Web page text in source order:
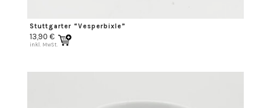
Stuttgarter “Vesperbixle”
13,90 €
inkl. MwSt.